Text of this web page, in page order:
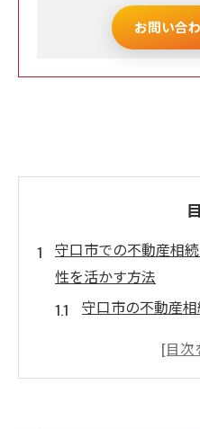
お問い合
守口市での不動産相
性を活かす方法
守口市の不動産
不動産相続時に